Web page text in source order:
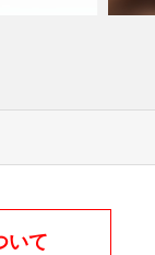
いて